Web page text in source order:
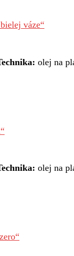
váze“
olej na
olej na